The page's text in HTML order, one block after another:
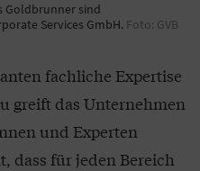
Goldbrunner sind
Services GmbH. Foto: GVB
fachliche Expertise
greift das Unternehmen
und Experten
dass für jeden Bereich